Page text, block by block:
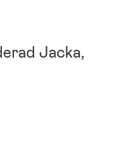
Jacka,